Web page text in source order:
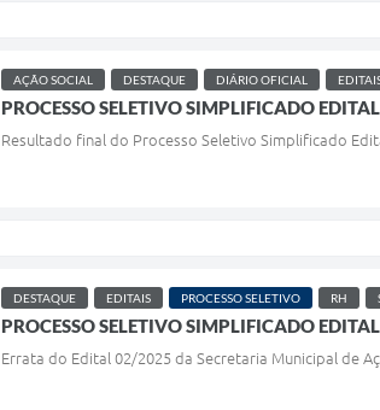
AÇÃO SOCIAL DESTAQUE DIÁRIO OFICIAL
PROCESSO SELETIVO SIMPLIFICADO
Resultado final do Processo Seletivo Simplificado
DESTAQUE EDITAIS PROCESSO SELETIVO RH
PROCESSO SELETIVO SIMPLIFICADO
Errata do Edital 02/2025 da Secretaria Municipal de